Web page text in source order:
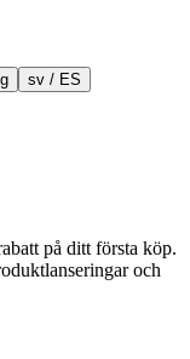
sv / ES
på ditt första köp.
och